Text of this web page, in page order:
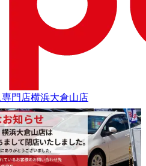
専門店横浜大倉山店